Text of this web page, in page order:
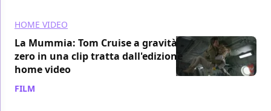
HOME VIDEO
La Mummia: Tom Cruise a gravità
zero in una clip tratta dall'edizione
home video
FILM